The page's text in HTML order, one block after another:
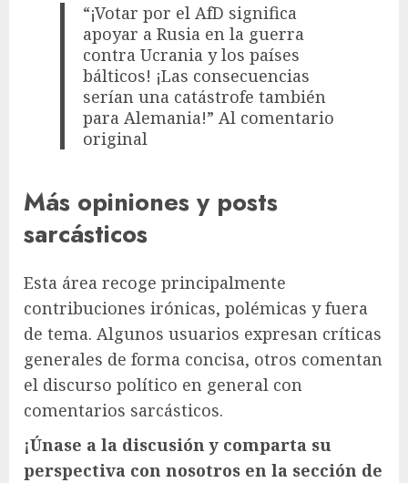
“¡Votar por el AfD significa
apoyar a Rusia en la guerra
contra Ucrania y los países
bálticos! ¡Las consecuencias
serían una catástrofe también
para Alemania!” Al comentario
original
Más opiniones y posts
sarcásticos
Esta área recoge principalmente
contribuciones irónicas, polémicas y fuera
de tema. Algunos usuarios expresan críticas
generales de forma concisa, otros comentan
el discurso político en general con
comentarios sarcásticos.
¡Únase a la discusión y comparta su
perspectiva con nosotros en la sección de